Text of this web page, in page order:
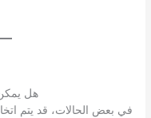
هل
في بعض الحالات، قد يتم